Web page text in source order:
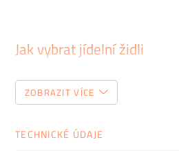
Jak vybrat jídelní židli
Tento zdánlivě jednoduchý
položky, do kterých je dobré
hned po ránu. Proto vám dnes
ZOBRAZIT VÍCE
TECHNICKÉ ÚDAJE